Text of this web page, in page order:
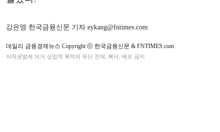
강은영 한국금융신문 기자 eykang@fntimes.com
데일리 금융경제뉴스 Copyright ⓒ 한국금융신문 & FNTIMES.com
저작권법에 의거 상업적 목적의 무단 전재, 복사, 배포 금지